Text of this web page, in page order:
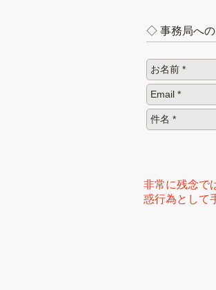
◇ 事務局へ
非常に残念で
惑行為として